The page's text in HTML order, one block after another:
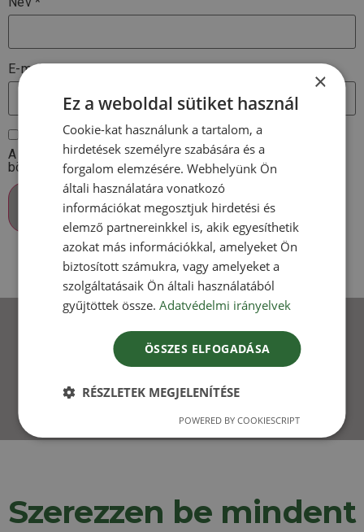
E-mail
A nevem, e-mail címem, és weboldalcímem mentése a
böngészőben a következő hozzászólásomhoz.
Vásárlóink mondták
Szerezzen be mindent
×
Ez a weboldal sütiket használ
Cookie-kat használunk a tartalom, a
hirdetések személyre szabására és a
forgalom elemzésére. Webhelyünk Ön
általi használatára vonatkozó
információkat megosztjuk hirdetési és
elemző partnereinkkel is, akik egyesíthetik
azokat más információkkal, amelyeket Ön
biztosított számukra, vagy amelyeket a
szolgáltatásaik Ön általi használatából
gyűjtöttek össze.Adatvédelmi irányelvek
ÖSSZES ELFOGADÁSA
RÉSZLETEK MEGJELENÍTÉSE
POWERED BY COOKIESCRIPT